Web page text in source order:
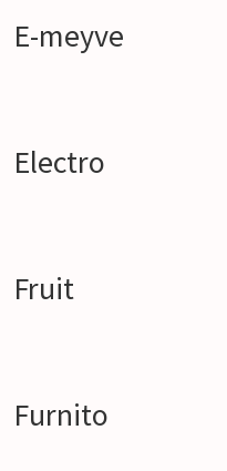
E-meyve
Electro
Fruit
Furnito